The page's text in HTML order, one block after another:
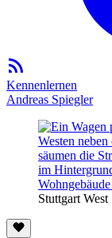
Kennenlernen
Andreas Spiegler
Stuttgart West